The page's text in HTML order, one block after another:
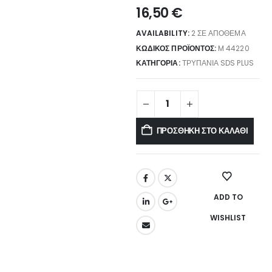
16,50€
AVAILABILITY: 2 ΣΕ ΑΠΌΘΕΜΑ
ΚΩΔΙΚΌΣ ΠΡΟΪΌΝΤΟΣ: M 44220
ΚΑΤΗΓΟΡΊΑ:ΤΡΥΠΆΝΙΑ SDS PLUS
ΠΡΟΣΘΉΚΗ ΣΤΟ ΚΑΛΆΘΙ
ADD TO
WISHLIST